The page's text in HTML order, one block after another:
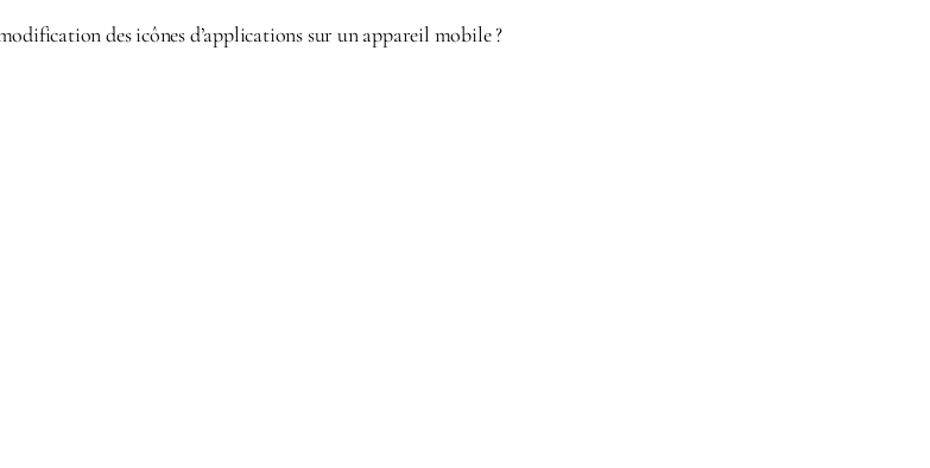
des icônes d’applications sur un appareil mobile ?